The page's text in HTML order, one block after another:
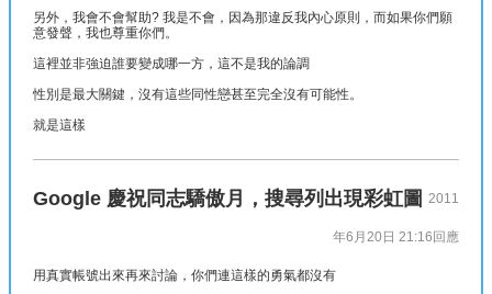
另外，我會不會幫助? 我是不會，因為那違反我內心原則，而如果你們願
意發聲，我也尊重你們。
這裡並非強迫誰要變成哪一方，這不是我的論調
性別是最大關鍵，沒有這些同性戀甚至完全沒有可能性。
就是這樣
Google 慶祝同志驕傲月，搜尋列出現彩虹圖 2011
年6月20日 21:16 回應
用真實帳號出來再來討論，你們連這樣的勇氣都沒有